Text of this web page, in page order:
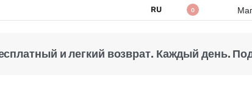
RU 0
и легкий возврат. Каждый день.